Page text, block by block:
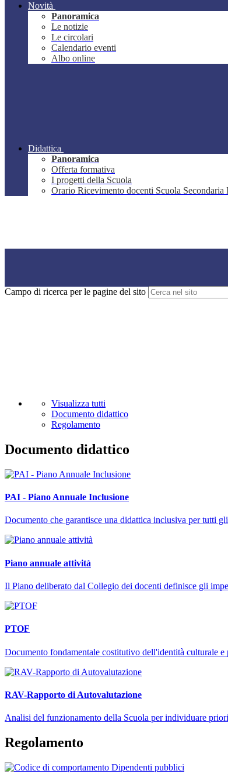
Novità
Panoramica
Le notizie
Le circolari
Calendario eventi
Albo online
Didattica
Panoramica
Offerta formativa
I progetti della Scuola
Orario Ricevimento docenti Scuola Secondaria
Campo di ricerca per le pagine del sito
Visualizza tutti
Documento didattico
Regolamento
Documento didattico
PAI - Piano Annuale Inclusione
Documento che garantisce una didattica inclusiva per tutti
Piano annuale attività
Il Piano deliberato dal Collegio dei docenti definisce gli
PTOF
Documento fondamentale costitutivo dell'identità culturale
RAV-Rapporto di Autovalutazione
Analisi del funzionamento della Scuola per individuare
Regolamento